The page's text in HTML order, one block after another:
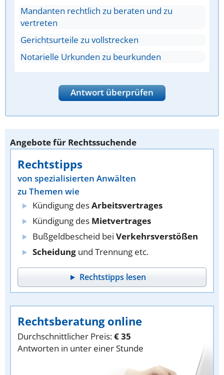
Mandanten rechtlich zu beraten und zu
vertreten
Gerichtsurteile zu vollstrecken
Notarielle Urkunden zu beurkunden
Antwort überprüfen
Angebote für Rechtssuchende
Rechtstipps
von spezialisierten Anwälten
zu Themen wie
Kündigung desArbeitsvertrages
Kündigung des Mietvertrages
Bußgeldbescheid bei Verkehrsverstößen
Scheidung und Trennung etc.
Rechtstipps lesen
Rechtsberatung online
Durchschnittlicher Preis:€ 35
Antworten in unter einer Stunde